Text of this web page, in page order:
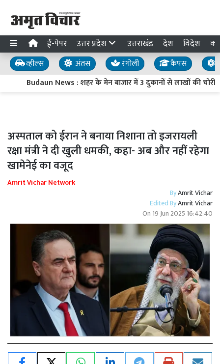
ई-पेपर उत्तर प्रदेश उत्तराखंड देश विदेश
व्हील्स अंतस रंगोली कैंपस
Budaun News : शहर के मेन बाजार में 3 दुकानों से लाखों की चोरी,
अस्पताल को ईरान ने बनाया निशाना तो इजरायली
रक्षा मंत्री ने दी खुली धमकी, कहा- अब और नहीं रहेगा
खामेनेई का वजूद
Amrit Vichar Network
ByAmrit Vichar
Edited ByAmrit Vichar
On 19 Jun 2025 16:42:40